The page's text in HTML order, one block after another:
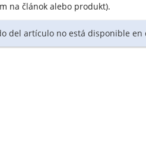
na článok alebo produkt).
del artículo no está disponible en